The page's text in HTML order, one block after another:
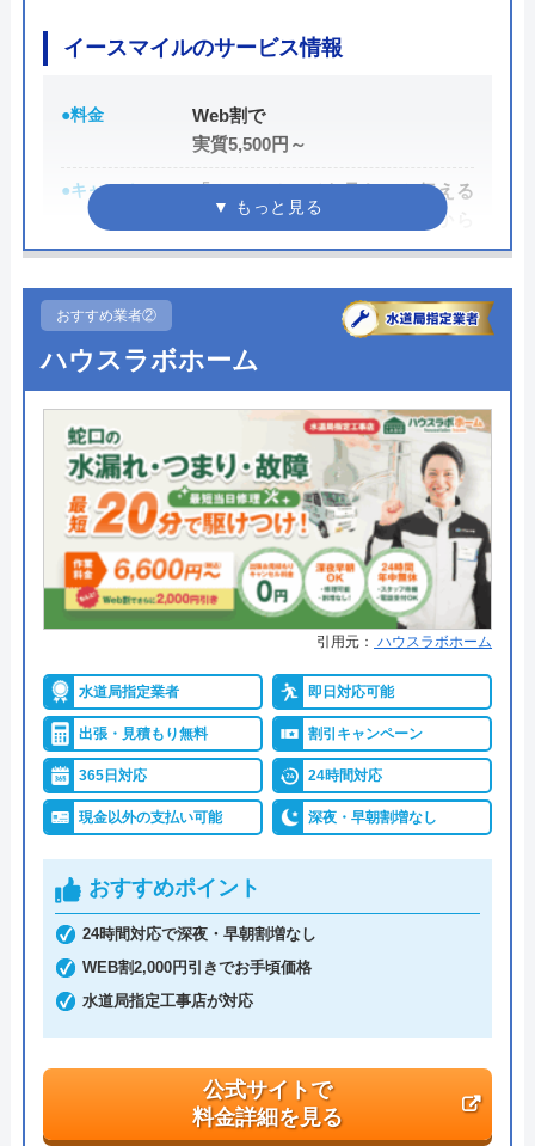
イースマイルのサービス情報
●料金
Web割で
実質5,500円～
●キャンペーン
「ホームページを見た」と伝える
だけで、WEB割で作業料金から
3,000円割引！
●駆けつけ時間 最短20分
●定休日 年中無休
●出張見積もり 出張・見積もり無料
●支払い方法
現金、銀行振込、モバイル、後払
い決済、クレジットカード
●累計実績
年間25万件、累計500万件の修理交
換実績
●保証・保険
工事保証12年・商品保証10年(最
詳細は公式HPでご確認ください
イースマイルがおすすめの理由
イースマイルは対応する自治体で適切な工事ができ
ると認められている水道局指定業者です。
土日祝日・深夜早朝含む24時間365日、いつ相談し
ても割増料金がかからず、作業が始まるまでは一切
費用がかからないかなり信頼できる業者です。
ため技術力はもちろん接客もよく、トイレや排水
管、給湯器や蛇口の修理交換まで水回りのことなら
おすすめ業者②
ハウスラボホーム
引用元： ハウスラボホーム
水道局指定業者 即日対応可能
出張・見積もり無料 割引キャンペーン
365日対応 24時間対応
現金以外の支払い可能 深夜・早朝割増なし
おすすめポイント
24時間対応で深夜・早朝割増なし
WEB割2,000円引きでお手頃価格
水道局指定工事店が対応
公式サイトで
料金詳細を見る